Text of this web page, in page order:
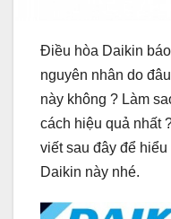
Điều hòa Daikin
nguyên nhân do
này không ? Làm
cách hiệu quả nhất
viết sau đây để
Daikin này nhé.